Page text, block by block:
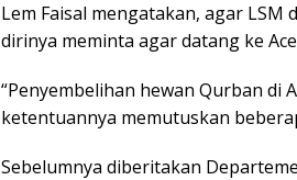
Lem Faisal mengatakan, agar
dirinya meminta agar datang ke
“Penyembelihan hewan Qurban di
ketentuannya memutuskan
Sebelumnya diberitakan